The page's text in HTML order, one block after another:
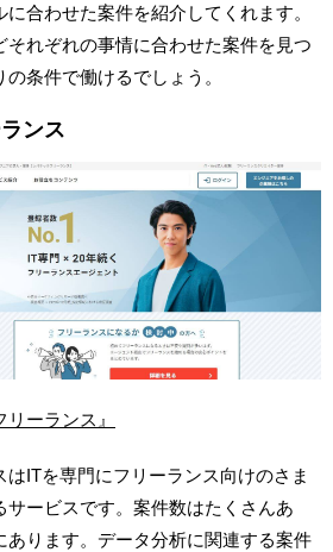
合わせた案件を紹介してくれます。
それぞれの事情に合わせた案件を見つ
条件で働けるでしょう。
ンス
リーランス』
はITを専門にフリーランス向けのさま
サービスです。案件数はたくさんあ
あります。データ分析に関連する案件